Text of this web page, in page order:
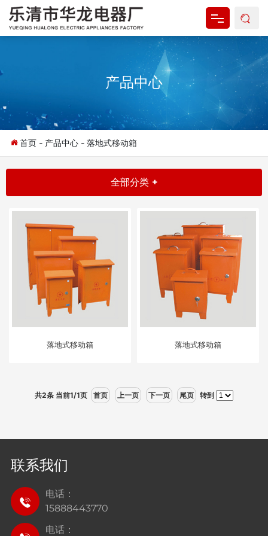
产品中心
新闻资讯
产品中心
首页 - 产品中心 - 落地式移动箱
全部分类 +
落地式移动箱 落地式移动箱
共2条 当前1/1页 首页 上一页 下一页 尾页 转到
联系我们
电话：
15888443770
电话：